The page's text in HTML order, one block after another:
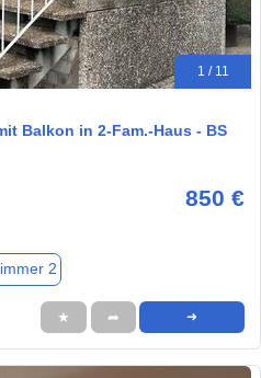
1 / 11
Balkon in 2-Fam.-Haus - BS
850 €
2
★ ➦ ➜